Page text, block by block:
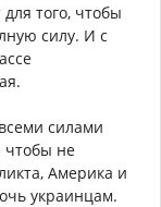
того, чтобы
силу. И с
силами
чтобы не
Америка и
украинцам.